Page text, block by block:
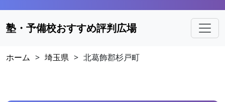
塾・予備校おすすめ評判広場
ホーム > 埼玉県 > 北葛飾郡杉戸町